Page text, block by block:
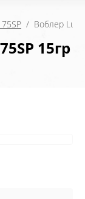
/  Воблер
15гр